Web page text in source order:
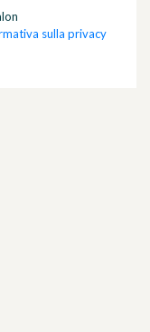
sulla privacy